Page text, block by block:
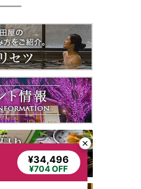
¥34,496
¥704 OFF